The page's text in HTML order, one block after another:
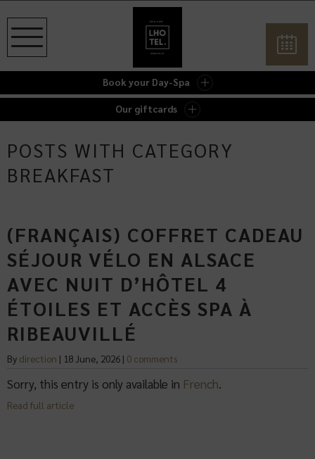
Book your Day-Spa
Our giftcards
POSTS WITH CATEGORY
BREAKFAST
(FRANÇAIS) COFFRET CADEAU
SÉJOUR VÉLO EN ALSACE
AVEC NUIT D’HÔTEL 4
ÉTOILES ET ACCÈS SPA À
RIBEAUVILLÉ
By direction | 18 June, 2026 | 0 comments
Sorry, this entry is only available in French.
Read full article